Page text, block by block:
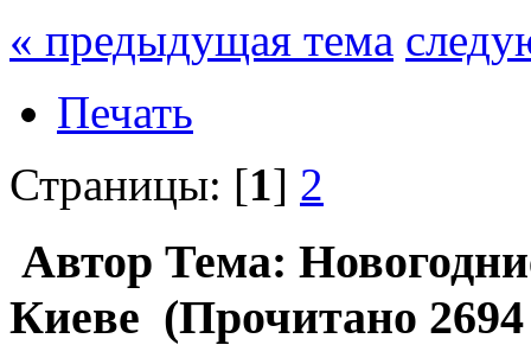
« предыдущая тема
Печать
Страницы: [1] 2
Автор Тема:
Киеве (Прочитано 2694